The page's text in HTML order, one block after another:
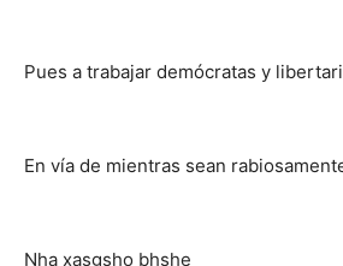
Pues a trabajar demócratas y
En vía de mientras sean
Nha xasgsho bhshe